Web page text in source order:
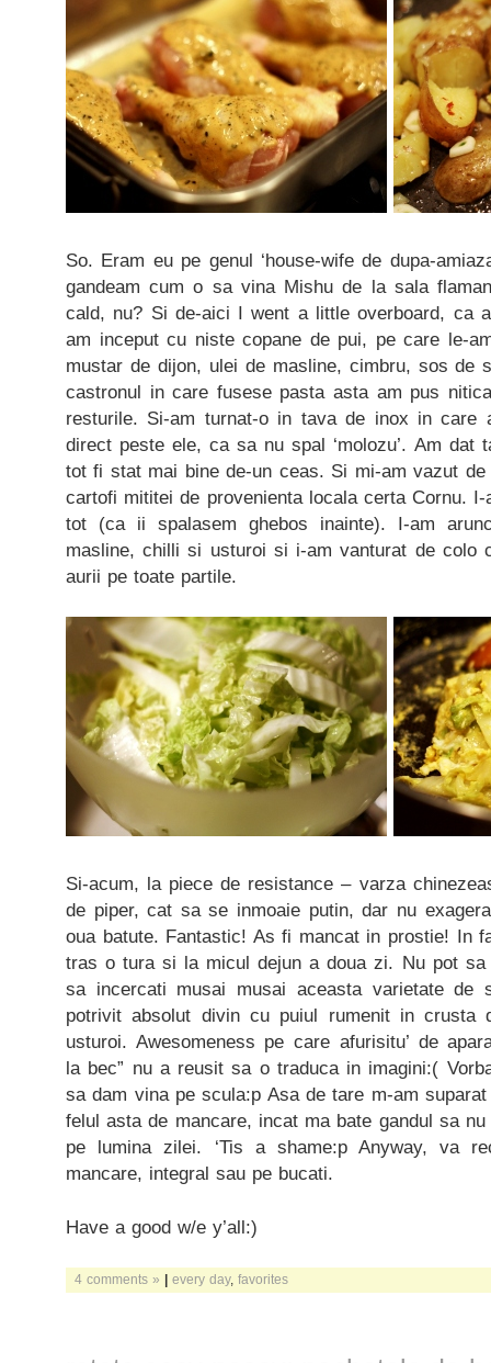
So. Eram eu pe genul ‘house-wife de dupa-
gandeam cum o sa vina Mishu de la sala
cald, nu? Si de-aici I went a little overboard, ca
am inceput cu niste copane de pui, pe care le-
mustar de dijon, ulei de masline, cimbru, sos de
castronul in care fusese pasta asta am pus
resturile. Si-am turnat-o in tava de inox in care
direct peste ele, ca sa nu spal ‘molozu’. Am
tot fi stat mai bine de-un ceas. Si mi-am vazut
cartofi mititei de provenienta locala certa Cornu.
tot (ca ii spalasem ghebos inainte). I-am
masline, chilli si usturoi si i-am vanturat de colo
aurii pe toate partile.
Si-acum, la piece de resistance – varza
de piper, cat sa se inmoaie putin, dar nu
oua batute. Fantastic! As fi mancat in prostie! In
tras o tura si la micul dejun a doua zi. Nu pot
sa incercati musai musai aceasta varietate
potrivit absolut divin cu puiul rumenit in
usturoi. Awesomeness pe care afurisitu’ de
la bec” nu a reusit sa o traduca in imagini:(
sa dam vina pe scula:p Asa de tare m-am
felul asta de mancare, incat ma bate gandul sa
pe lumina zilei. ‘Tis a shame:p Anyway, va
mancare, integral sau pe bucati.
Have a good w/e y’all:)
4 comments » | every day, favorites